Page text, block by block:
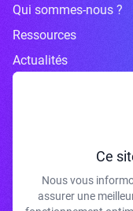
Qui sommes-nous ?
Ressources
Actualités
Ce
Nous vous
assurer une